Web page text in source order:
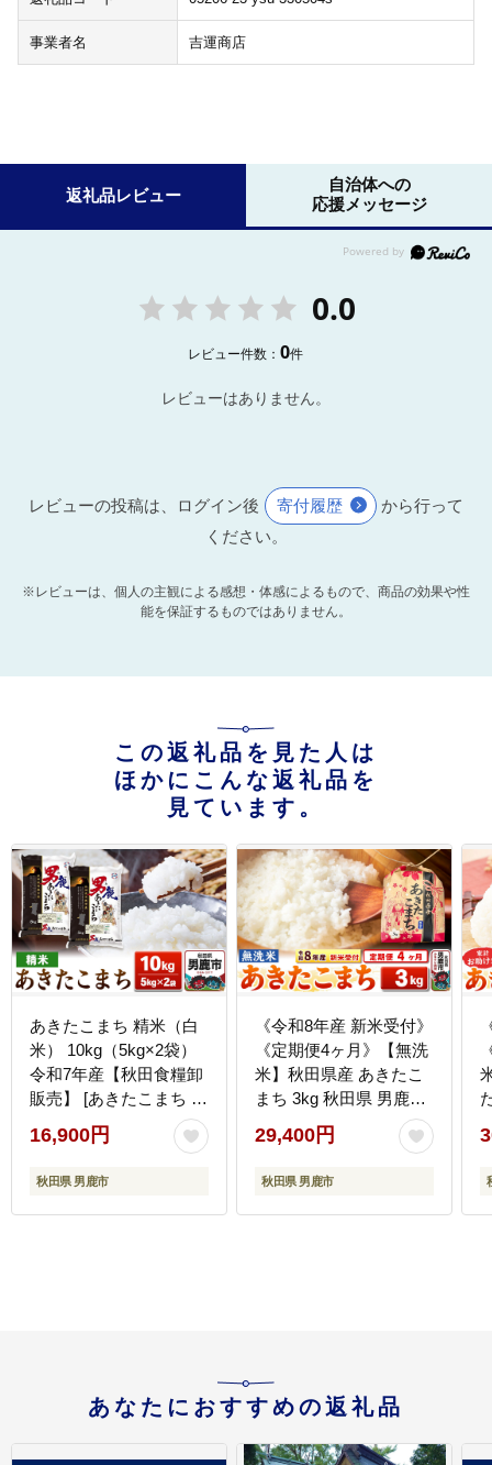
事業者名 吉運商店
返礼品レビュー
自治体への
応援メッセージ
0.0
レビュー件数：0件
レビューはありません。
レビューの投稿は、ログイン後 寄付履歴
から行って
ください。
※レビューは、個人の主観による感想・体感によるもので、商品の効果や性
能を保証するものではありません。
この返礼品を見た人は
ほかにこんな返礼品を
見ています。
あきたこまち 精米（白
米） 10kg（5kg×2袋）
令和7年産【秋田食糧卸
販売】 [あきたこまち ブ
ランド米 お米 白米 精米
米どころ 秋田 秋田県産]
16,900円
秋田県 男鹿市
《令和8年産 新米受付》
《定期便4ヶ月》【無洗
米】秋田県産 あきたこ
まち 3kg 秋田県 男鹿市
こまちライン [こまちラ
イン あきたこまち ブラ
ンド米 お米 白米 精米
田県産 新米 先行受付]
29,400円
秋田県 男鹿市
あなたにおすすめの返礼品